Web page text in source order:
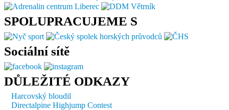
SPOLUPRACUJEME S
Sociální sítě
DŮLEŽITÉ ODKAZY
Harcovský bloudil
Directalpine Highjump Contest